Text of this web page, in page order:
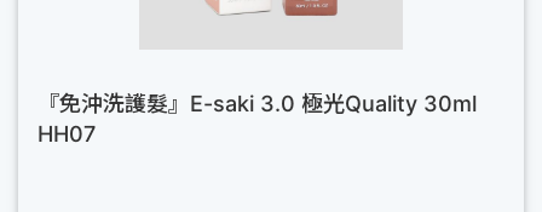
『免沖洗護髮』E-saki 3.0 極光Quality 30ml
HH07